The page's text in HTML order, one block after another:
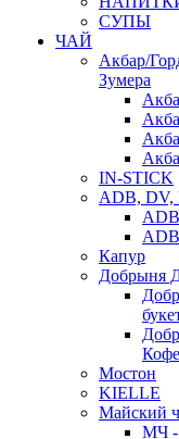
СУПЫ
ЧАЙ
Акбар/
Зумера
IN-STICK
ADB, DV,
ADB
Капур
Добрыня
Мостон
KIELLE
Майский
МЧ -